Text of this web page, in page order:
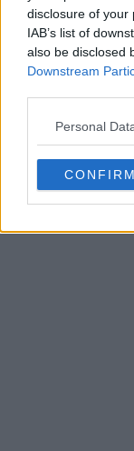
disclosure of your
IAB’s list of
also be disclosed
Downstream
Personal
CONFIRM